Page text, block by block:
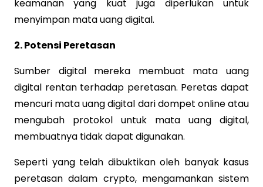
keamanan yang kuat juga diperlukan untuk
menyimpan mata uang digital.
2. Potensi Peretasan
Sumber digital mereka membuat mata uang
digital rentan terhadap peretasan. Peretas dapat
mencuri mata uang digital dari dompet online atau
mengubah protokol untuk mata uang digital,
membuatnya tidak dapat digunakan.
Seperti yang telah dibuktikan oleh banyak kasus
peretasan dalam crypto, mengamankan sistem